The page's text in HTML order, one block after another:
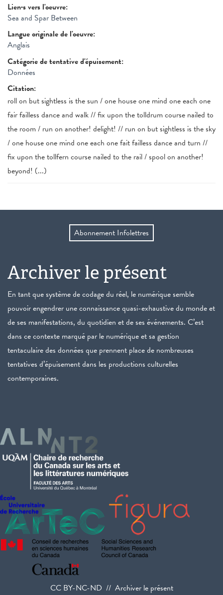
Lien·s vers l'oeuvre:
Sea and Spar Between
Langue originale de l'oeuvre:
Anglais
Catégorie de tentative d'épuisement:
Données
Citation:
roll on but sightless is the sun / one house one mind one each one
fair failless dance and walk // fix upon the tolldrum course nailed to
the room / run on another! delight! // run on but sightless is the sky
/ one house one mind one each one fait failless dance and turn //
fix upon the tollfern course nailed to the rail / spool on another!
beyond! (...)
Abonnement Infolettres
Archiver le présent
En tant que système de codage du réel, le numérique semble
pouvoir engendrer une connaissance quasi-exhaustive du monde et
de ses manifestations, du quotidien et de ses événements. C’est
dans ce contexte marqué par le numérique et sa gestion
tentaculaire des données que prennent place de nombreuses
tentatives d’épuisement dans les productions culturelles
contemporaines.
CC BY-NC-ND // Archiver le présent